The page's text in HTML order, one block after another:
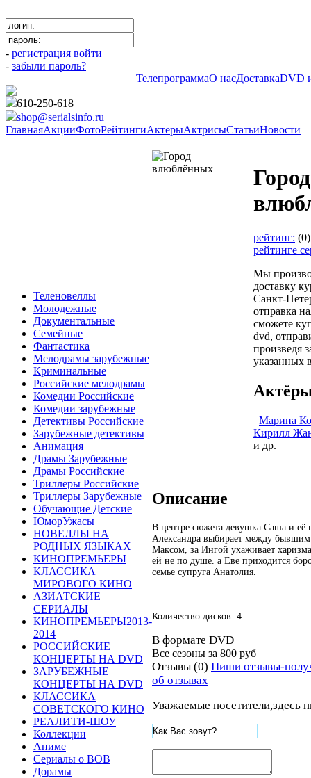
- регистрация войти
- забыли пароль?
ТелепрограммаО насДоставкаDVD
610-250-618
shop@serialsinfo.ru
ГлавнаяАкцииФотоРейтингиАктерыАктрисыСтатьиНовости
Теленовеллы
Молодежные
Документальные
Семейные
Фантастика
Мелодрамы зарубежные
Криминальные
Российские мелодрамы
Комедии Российские
Комедии зарубежные
Детективы Российские
Зарубежные детективы
Анимация
Драмы Зарубежные
Драмы Российские
Триллеры Российские
Триллеры Зарубежные
Обучающие Детские
ЮморУжасы
НОВЕЛЛЫ НА
РОДНЫХ ЯЗЫКАХ
КИНОПРЕМЬЕРЫ
КЛАССИКА
МИРОВОГО КИНО
АЗИАТСКИЕ
СЕРИАЛЫ
КИНОПРЕМЬЕРЫ2013-
2014
РОССИЙСКИЕ
КОНЦЕРТЫ НА DVD
ЗАРУБЕЖНЫЕ
КОНЦЕРТЫ НА DVD
КЛАССИКА
СОВЕТСКОГО КИНО
РЕАЛИТИ-ШОУ
Коллекции
Аниме
Сериалы о ВОВ
Дорамы
Город
рейтинг:
рейтинге
Мы
доставку
Санкт-
отправка
сможете
dvd,
произведя
указанных
Марина
Кирилл
и др.
Описание
В центре сюжета девушка Саша и её
Александра выбирает между
Максом, за Ингой ухаживает
ей не по душе. а Еве приходится
семье супруга Анатолия.
Количество дисков: 4
В формате DVD
Все сезоны за 800 руб
Отзывы (0) Пиши отзывы-
об отзывах
Уважаемые посетители,здесь